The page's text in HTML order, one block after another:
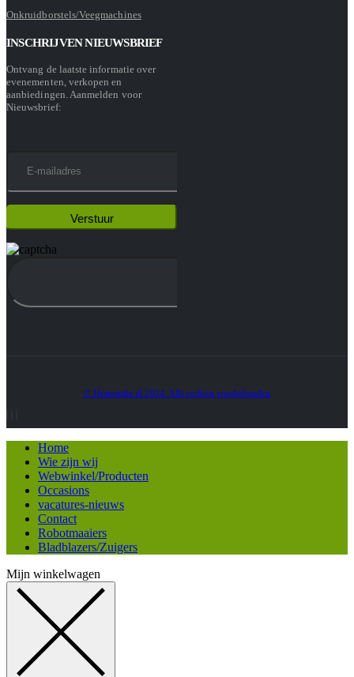
Onkruidborstels/Veegmachines
INSCHRIJVEN NIEUWSBRIEF
Ontvang de laatste informatie over
evenementen, verkopen en
aanbiedingen. Aanmelden voor
Nieuwsbrief:
© Heatmedia.nl 2024. Alle rechten voorbehouden
Home
Wie zijn wij
Webwinkel/Producten
Occasions
vacatures-nieuws
Contact
Robotmaaiers
Bladblazers/Zuigers
Mijn winkelwagen